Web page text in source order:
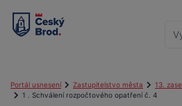
Portál usnesení Zastupitelstvo města
13.
1 . Schválení rozpočtového opatření č. 4